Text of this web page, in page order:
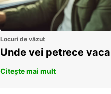
Locuri de văzut
Unde vei petrece
Citește mai mult